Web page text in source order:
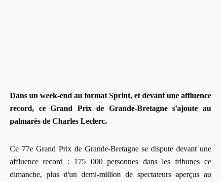
Dans un week-end au format Sprint, et devant une affluence
record, ce Grand Prix de Grande-Bretagne s'ajoute au
palmarès de Charles Leclerc.
Ce 77e Grand Prix de Grande-Bretagne se dispute devant une
affluence record : 175 000 personnes dans les tribunes ce
dimanche, plus d'un demi-million de spectateurs aperçus au